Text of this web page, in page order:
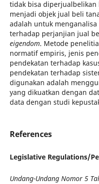
tidak bisa diperjualbelikan
menjadi objek jual beli
adalah untuk
terhadap perjanjian jual
eigendom. Metode
normatif empiris, jenis
pendekatan terhadap
pendekatan terhadap
digunakan adalah
yang dikuatkan dengan
data dengan studi
References
Legislative Regulations/
Undang-Undang Nomor 5